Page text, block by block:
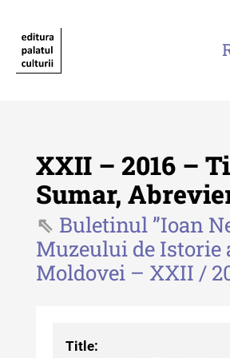
Revista "Cercetări
Revista "Cercetări
- 2025
XXII – 2016 –
Sumar,
Buletinul ”Ioan
Muzeului de Istorie
Moldovei – XXII /
Title: